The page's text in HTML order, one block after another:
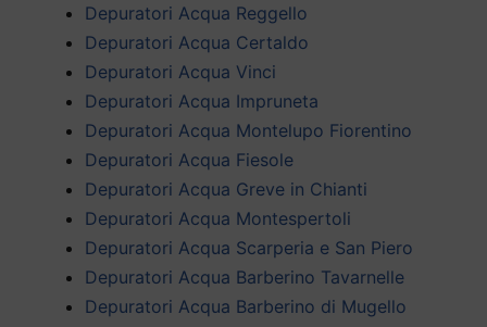
Depuratori Acqua Reggello
Depuratori Acqua Certaldo
Depuratori Acqua Vinci
Depuratori Acqua Impruneta
Depuratori Acqua Montelupo Fiorentino
Depuratori Acqua Fiesole
Depuratori Acqua Greve in Chianti
Depuratori Acqua Montespertoli
Depuratori Acqua Scarperia e San Piero
Depuratori Acqua Barberino Tavarnelle
Depuratori Acqua Barberino di Mugello